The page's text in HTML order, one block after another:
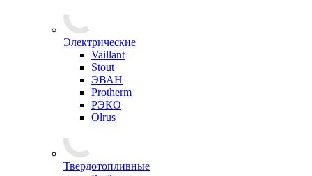
Электрические
Vaillant
Stout
ЭВАН
Protherm
РЭКО
Olrus
Твердотопливные